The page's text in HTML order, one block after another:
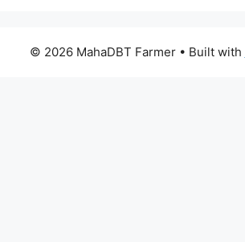
© 2026 MahaDBT Farmer• Built with